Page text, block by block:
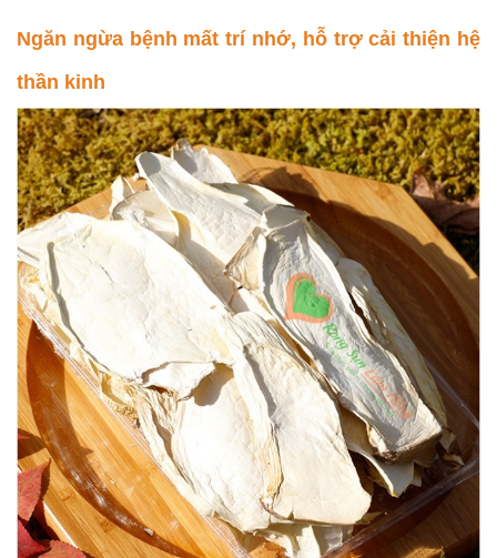
Ngăn ngừa bệnh mất trí nhớ, hỗ trợ cải thiện hệ
thần kinh